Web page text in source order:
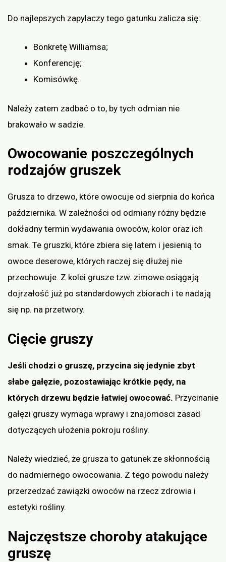
Do najlepszych zapylaczy tego gatunku zalicza się:
Bonkretę Williamsa;
Konferencję;
Komisówkę.
Należy zatem zadbać o to, by tych odmian nie
brakowało w sadzie.
Owocowanie poszczególnych
rodzajów gruszek
Grusza to drzewo, które owocuje od sierpnia do końca
października. W zależności od odmiany różny będzie
dokładny termin wydawania owoców, kolor oraz ich
smak. Te gruszki, które zbiera się latem i jesienią to
owoce deserowe, których raczej się dłużej nie
przechowuje. Z kolei grusze tzw. zimowe osiągają
dojrzałość już po standardowych zbiorach i te nadają
się np. na przetwory.
Cięcie gruszy
Jeśli chodzi o gruszę, przycina się jedynie zbyt
słabe gałęzie, pozostawiając krótkie pędy, na
których drzewu będzie łatwiej owocować. Przycinanie
gałęzi gruszy wymaga wprawy i znajomosci zasad
dotyczących ułożenia pokroju rośliny.
Należy wiedzieć, że grusza to gatunek ze skłonnością
do nadmiernego owocowania. Z tego powodu należy
przerzedzać zawiązki owoców na rzecz zdrowia i
estetyki rośliny.
Najczęstsze choroby atakujące
gruszę